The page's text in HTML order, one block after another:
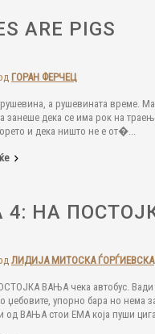
ARE PIGS
ГОРАН ФЕРЧЕЦ
а рушевината време.
занеше дека се има рок на
и дека ништо не е от�...
4: НА
ЛИДИЈА МИТОСКА ЃОРЃИЕВСКА
ВАЊА чека автобус. Вади
џебовите, упорно бара но нема
од ВАЊА стои ЕМА која пуши